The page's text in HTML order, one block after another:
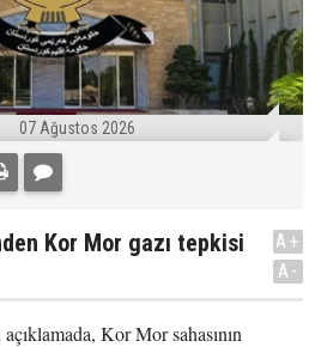
07 Ağustos 2026
Kor Mor gazı tepkisi
A+
A-
Kor Mor sahasının